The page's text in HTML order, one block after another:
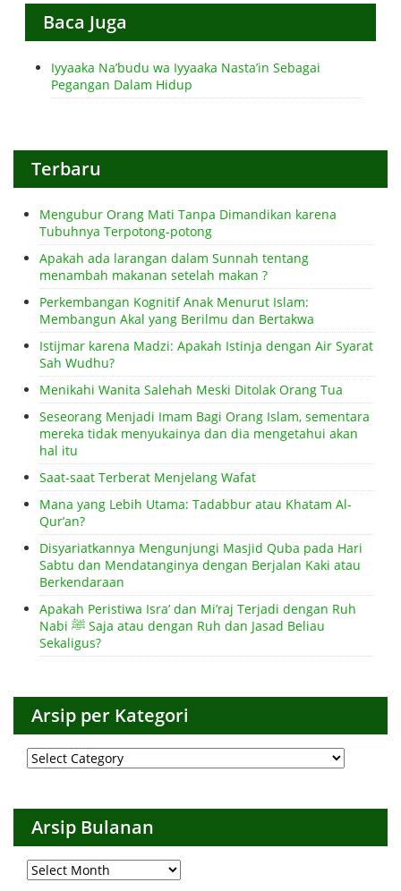
Baca Juga
Iyyaaka Na’budu wa Iyyaaka Nasta’in Sebagai
Pegangan Dalam Hidup
Terbaru
Mengubur Orang Mati Tanpa Dimandikan karena
Tubuhnya Terpotong-potong
Apakah ada larangan dalam Sunnah tentang
menambah makanan setelah makan ?
Perkembangan Kognitif Anak Menurut Islam:
Membangun Akal yang Berilmu dan Bertakwa
Istijmar karena Madzi: Apakah Istinja dengan Air Syarat
Sah Wudhu?
Menikahi Wanita Salehah Meski Ditolak Orang Tua
Seseorang Menjadi Imam Bagi Orang Islam, sementara
mereka tidak menyukainya dan dia mengetahui akan
hal itu
Saat-saat Terberat Menjelang Wafat
Mana yang Lebih Utama: Tadabbur atau Khatam Al-
Qur’an?
Disyariatkannya Mengunjungi Masjid Quba pada Hari
Sabtu dan Mendatanginya dengan Berjalan Kaki atau
Berkendaraan
Apakah Peristiwa Isra’ dan Mi’raj Terjadi dengan Ruh
Nabi ﷺ Saja atau dengan Ruh dan Jasad Beliau
Sekaligus?
Arsip per Kategori
Arsip
per
Arsip Bulanan
Arsip
Bulanan